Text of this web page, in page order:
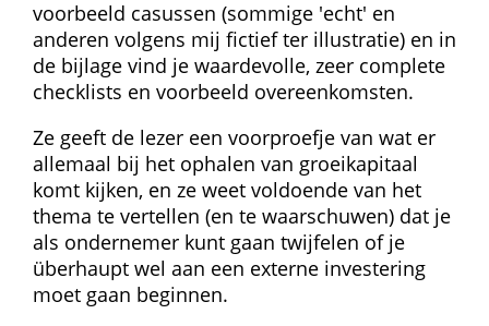
voorbeeld casussen (sommige 'echt' en
anderen volgens mij fictief ter illustratie) en in
de bijlage vind je waardevolle, zeer complete
checklists en voorbeeld overeenkomsten.
Ze geeft de lezer een voorproefje van wat er
allemaal bij het ophalen van groeikapitaal
komt kijken, en ze weet voldoende van het
thema te vertellen (en te waarschuwen) dat je
als ondernemer kunt gaan twijfelen of je
überhaupt wel aan een externe investering
moet gaan beginnen.